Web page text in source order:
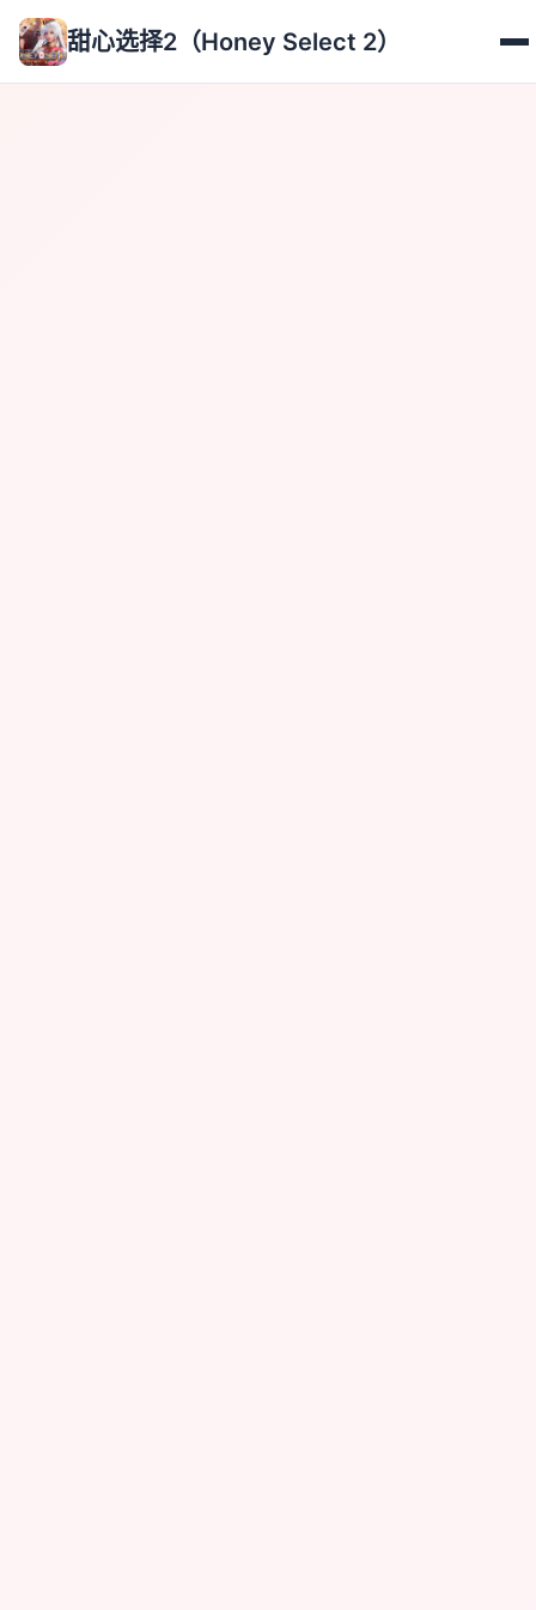
甜心选择2（Honey Select 2）